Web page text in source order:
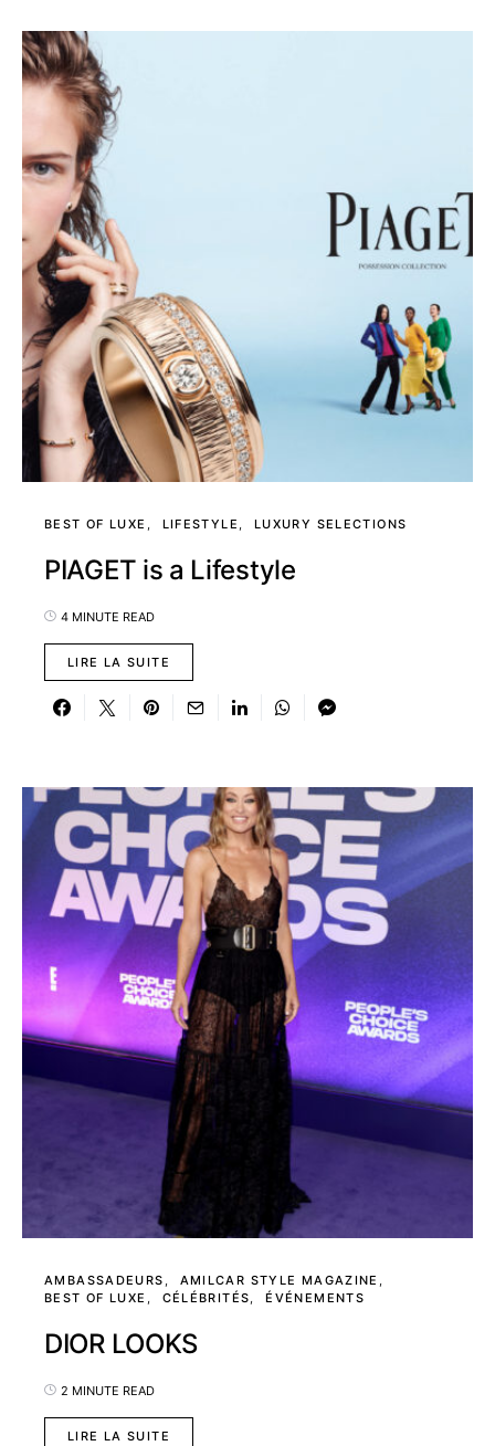
BEST OF LUXE LIFESTYLE LUXURY SELECTIONS
PIAGET is a Lifestyle
4 MINUTE READ
LIRE LA SUITE
AMBASSADEURS
AMILCAR STYLE MAGAZINE
BEST OF LUXE
CÉLÉBRITÉS ÉVÉNEMENTS
DIOR LOOKS
2 MINUTE READ
LIRE LA SUITE